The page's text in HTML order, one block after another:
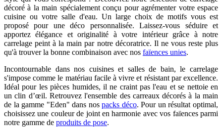
décoré à la main spécialement conçu pour agrémenter votre espace
cuisine ou votre salle d'eau. Un large choix de motifs vous est
proposé pour une déco personnalisée. Laissez-vous séduire et
apportez élégance et originalité à votre intérieur grâce à notre
carrelage peint à la main par notre décoratrice. Il ne vous reste plus
qu'à trouver la bonne combinaison avec nos faïences unies.
Incontournable dans nos cuisines et salles de bain, le carrelage
s'impose comme le matériau facile à vivre et résistant par excellence.
Idéal pour les pièces humides, il ne craint pas l'eau et se nettoie en
un clin d’œil. Retrouvez l'ensemble des carreaux décorés à la main
de la gamme "Eden" dans nospacks déco. Pour un résultat optimal,
choisissez une couleur de joint en harmonie avec vos faïences parmi
notre gamme de produits de pose.